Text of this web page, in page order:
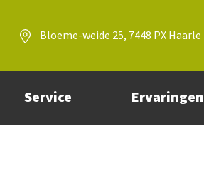
Bloeme-weide 25, 7448 PX Haarle
Service Ervaringen